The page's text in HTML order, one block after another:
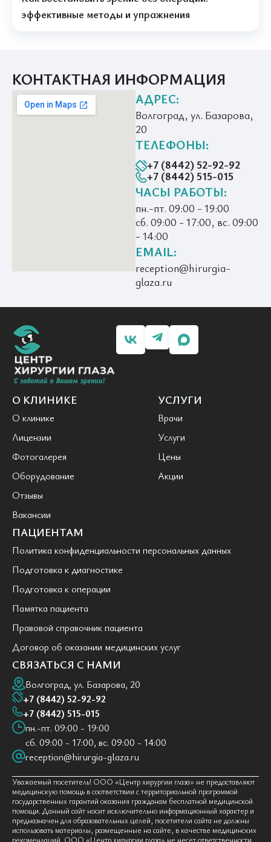
эффективные методы и упражнения
КОНТАКТНАЯ ИНФОРМАЦИЯ
АДРЕС:
Волгоград, ул. Базарова,
20
ТЕЛЕФОНЫ:
+7 (8442) 52-92-92
+7 (8442) 515-015
ЧАСЫ РАБОТЫ:
пн.-пт. 09:00 - 19:00
сб. 09:00 - 17:00, вс. 09:00
- 14:00
EMAIL:
reception@hirurgia-
glaza.ru
О КЛИНИКЕ
О клинике
Лицензии
Фотогалерея
Оборудование
Отзывы
Вакансии
УСЛУГИ
Врачи
Услуги
Цены
Акции
ПАЦИЕНТАМ
Политика конфиденциальности персональных данных
Подготовка к диагностике
Подготовка к операции
Памятка пациента
Правовой справочник пациента
Договор об оказании медицинских услуг
СВЯЗАТЬСЯ С НАМИ
Волгоград, ул. Базарова, 20
+7 (8442) 52-92-92
+7 (8442) 515-015
пн.-пт. 09:00 - 19:00
сб. 09:00 - 17:00, вс. 09:00 - 14:00
reception@hirurgia-glaza.ru
Уважаемый посетитель! ООО «Центр хирургии глаза» не предоставляют
медицинскую помощь в соответствии с территориальной программой
государственных гарантий оказания гражданам бесплатной медицинской
помощи. Данный сайт носит исключительно информационный характер и
предназначен для образовательных целей, посетители сайта не должны
использовать материалы, размещенные на сайте, в качестве медицинских
рекомендаций. ООО «Центр хирургии глаза» не несет ответственности